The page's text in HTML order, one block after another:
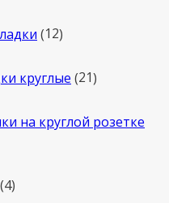
1212
круглые 2121
на круглой розетке
44